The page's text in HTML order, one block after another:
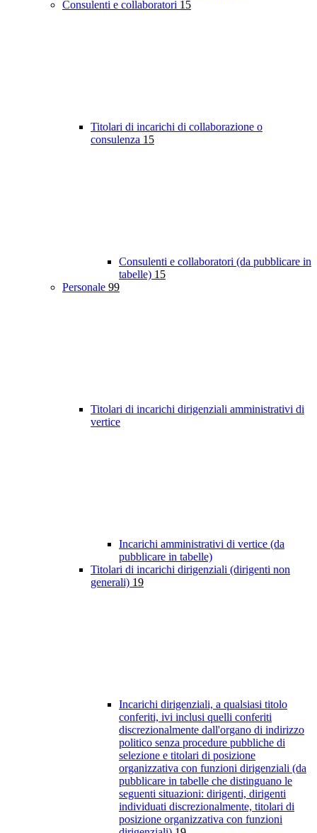
Consulenti e collaboratori 15
Titolari di incarichi di collaborazione o
consulenza 15
Consulenti e collaboratori (da pubblicare in
tabelle) 15
Personale 99
Titolari di incarichi dirigenziali amministrativi di
vertice
Incarichi amministrativi di vertice (da
pubblicare in tabelle)
Titolari di incarichi dirigenziali (dirigenti non
generali) 19
Incarichi dirigenziali, a qualsiasi titolo
conferiti, ivi inclusi quelli conferiti
discrezionalmente dall'organo di indirizzo
politico senza procedure pubbliche di
selezione e titolari di posizione
organizzativa con funzioni dirigenziali (da
pubblicare in tabelle che distinguano le
seguenti situazioni: dirigenti, dirigenti
individuati discrezionalmente, titolari di
posizione organizzativa con funzioni